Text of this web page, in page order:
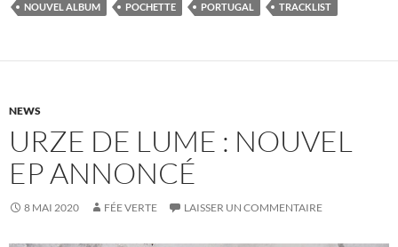
NOUVEL ALBUM
POCHETTE PORTUGAL TRACKLIST
NEWS
URZE DE LUME : NOUVEL
EP ANNONCÉ
8 MAI 2020 FÉE VERTE LAISSER UN COMMENTAIRE